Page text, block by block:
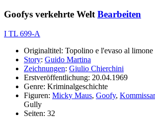
Goofys verkehrte Welt Bearbeiten
I TL 699-A
Originaltitel: Topolino e l'evaso al limone
Story: Guido Martina
Zeichnungen: Giulio Chierchini
Erstveröffentlichung: 20.04.1969
Genre: Kriminalgeschichte
Figuren: Micky Maus, Goofy,
Gully
Seiten: 32